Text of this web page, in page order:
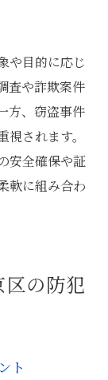
や目的に応じ
査や詐欺案件
方、窃盗事件
されます。
安全確保や証
軟に組み合わ
の防犯
ト